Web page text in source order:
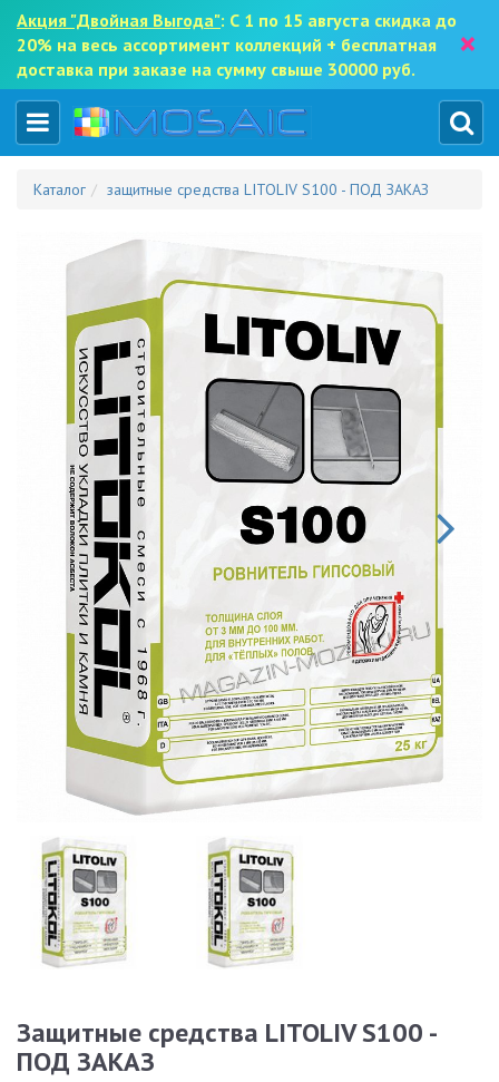
Акция "Двойная Выгода": С 1 по 15 августа скидка до
20% на весь ассортимент коллекций + бесплатная
доставка при заказе на сумму свыше 30000 руб.
×
Каталог защитные средства LITOLIV S100 - ПОД ЗАКАЗ
Защитные средства LITOLIV S100 -
ПОД ЗАКАЗ